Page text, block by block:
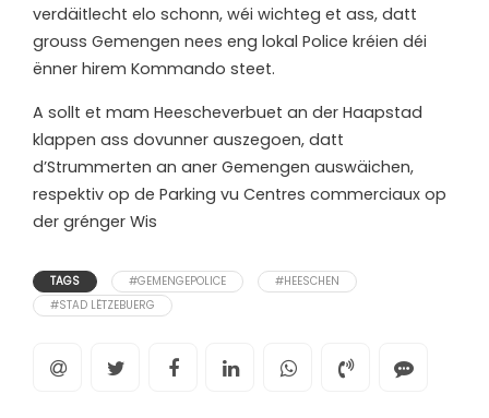
verdäitlecht elo schonn, wéi wichteg et ass, datt
grouss Gemengen nees eng lokal Police kréien déi
ënner hirem Kommando steet.
A sollt et mam Heescheverbuet an der Haapstad
klappen ass dovunner auszegoen, datt
d’Strummerten an aner Gemengen auswäichen,
respektiv op de Parking vu Centres commerciaux op
der grénger Wis
TAGS #GEMENGEPOLICE
#HEESCHEN
#STAD LËTZEBUERG